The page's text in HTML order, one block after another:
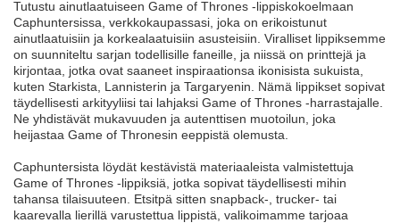
Tutustu ainutlaatuiseen Game of Thrones -lippiskokoelmaan
Caphuntersissa, verkkokaupassasi, joka on erikoistunut
ainutlaatuisiin ja korkealaatuisiin asusteisiin. Viralliset lippiksemme
on suunniteltu sarjan todellisille faneille, ja niissä on printtejä ja
kirjontaa, jotka ovat saaneet inspiraationsa ikonisista sukuista,
kuten Starkista, Lannisterin ja Targaryenin. Nämä lippikset sopivat
täydellisesti arkityyliisi tai lahjaksi Game of Thrones -harrastajalle.
Ne yhdistävät mukavuuden ja autenttisen muotoilun, joka
heijastaa Game of Thronesin eeppistä olemusta.
Caphuntersista löydät kestävistä materiaaleista valmistettuja
Game of Thrones -lippiksiä, jotka sopivat täydellisesti mihin
tahansa tilaisuuteen. Etsitpä sitten snapback-, trucker- tai
kaarevalla lierillä varustettua lippistä, valikoimamme tarjoaa